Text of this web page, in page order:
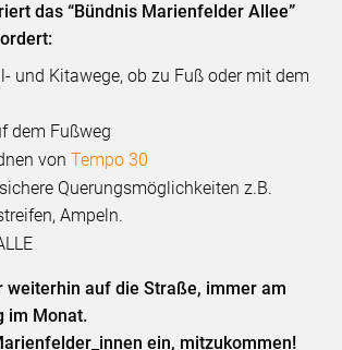
das “Bündnis Marienfelder Allee”
und Kitawege, ob zu Fuß oder mit dem
dem Fußweg
vonTempo 30
Querungsmöglichkeiten z.B.
Ampeln.
weiterhin auf die Straße, immer am
im Monat.
ein, mitzukommen!